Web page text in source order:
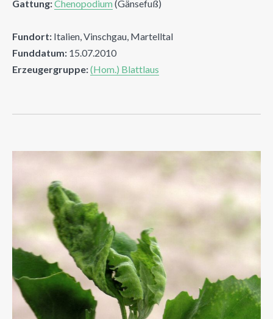
Gattung:Chenopodium (Gänsefuß)
Fundort: Italien, Vinschgau, Martelltal
Funddatum: 15.07.2010
Erzeugergruppe:(Hom.) Blattlaus